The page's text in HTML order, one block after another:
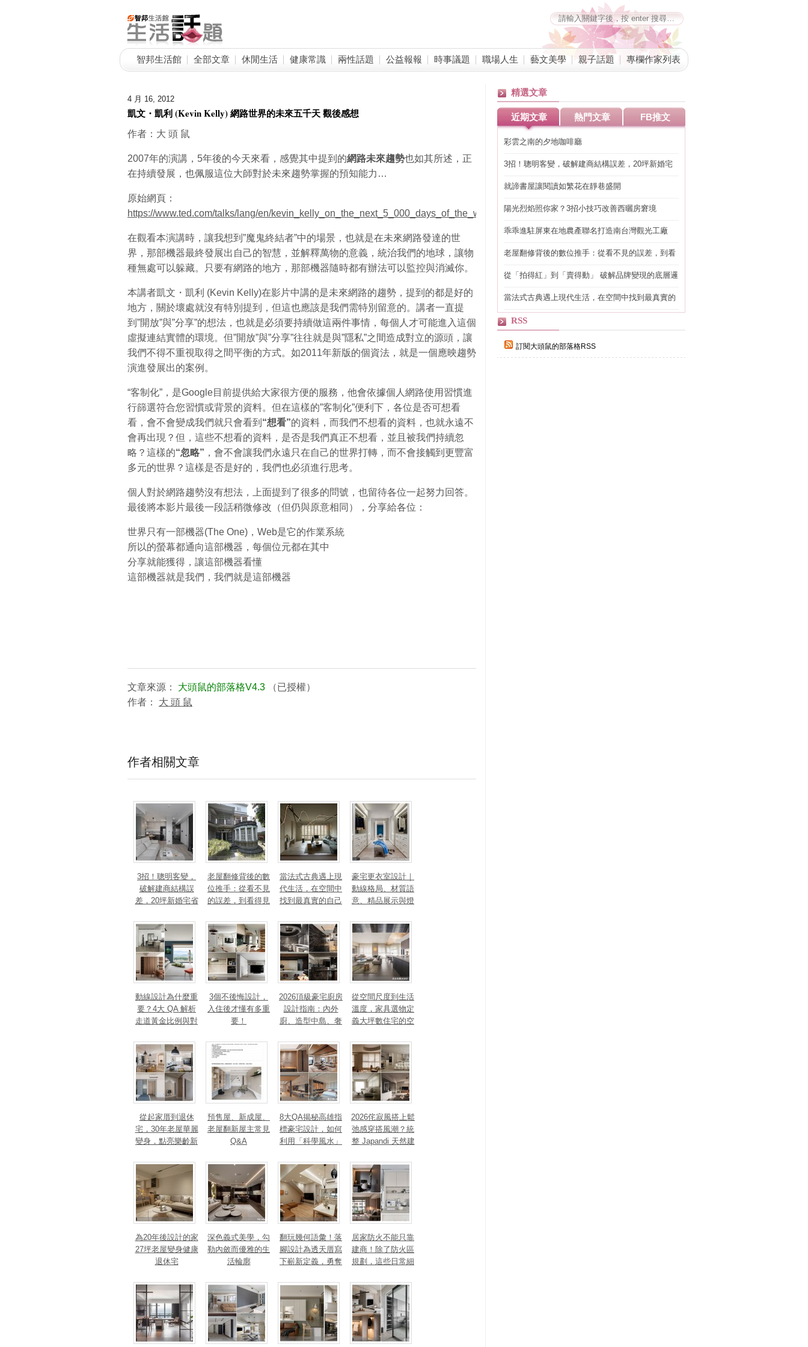
智邦生活館 全部文章 休閒生活 健康常識 兩性話題 公益報報 時事議題 職場人生 藝文美學 親子話題 專欄作家列表
4 月 16, 2012
凱文・凱利 (Kevin Kelly) 網路世界的未來五千天 觀後感想
作者：大 頭 鼠
2007年的演講，5年後的今天來看，感覺其中提到的網路未來趨勢也如其所述，正
在持續發展，也佩服這位大師對於未來趨勢掌握的預知能力…
原始網頁：
https://www.ted.com/talks/lang/en/kevin_kelly_on_the_next_5_000_days_of_the_web.html
在觀看本演講時，讓我想到”魔鬼終結者”中的場景，也就是在未來網路發達的世
界，那部機器最終發展出自己的智慧，並解釋萬物的意義，統治我們的地球，讓物
種無處可以躲藏。只要有網路的地方，那部機器隨時都有辦法可以監控與消滅你。
本講者凱文・凱利 (Kevin Kelly)在影片中講的是未來網路的趨勢，提到的都是好的
地方，關於壞處就沒有特別提到，但這也應該是我們需特別留意的。講者一直提
到”開放”與”分享”的想法，也就是必須要持續做這兩件事情，每個人才可能進入這個
虛擬連結實體的環境。但”開放”與”分享”往往就是與”隱私”之間造成對立的源頭，讓
我們不得不重視取得之間平衡的方式。如2011年新版的個資法，就是一個應映趨勢
演進發展出的案例。
“客制化”，是Google目前提供給大家很方便的服務，他會依據個人網路使用習慣進
行篩選符合您習慣或背景的資料。但在這樣的”客制化”便利下，各位是否可想看
看，會不會變成我們就只會看到 “想看”的資料，而我們不想看的資料，也就永遠不
會再出現？但，這些不想看的資料，是否是我們真正不想看，並且被我們持續忽
略？這樣的“忽略” ，會不會讓我們永遠只在自己的世界打轉，而不會接觸到更豐富
多元的世界？這樣是否是好的，我們也必須進行思考。
個人對於網路趨勢沒有想法，上面提到了很多的問號，也留待各位一起努力回答。
最後將本影片最後一段話稍微修改（但仍與原意相同），分享給各位：
世界只有一部機器(The One)，Web是它的作業系統
所以的螢幕都通向這部機器，每個位元都在其中
分享就能獲得，讓這部機器看懂
這部機器就是我們，我們就是這部機器
文章來源： 大頭鼠的部落格V4.3
（已授權）
作者： 大 頭 鼠
作者相關文章
3招！聰明客變，
破解建商結構誤
差，20坪新婚宅省
錢
老屋翻修背後的數
位推手：從看不見
的誤差，到看得見
當法式古典遇上現
代生活，在空間中
找到最真實的自己
豪宅更衣室設計｜
動線格局、材質語
意、精品展示與燈
打造高訂生活儀式
動線設計為什麼重
要？4大 QA 解析
走道黃金比例與對
3個不後悔設計，
入住後才懂有多重
要！
2026頂級豪宅廚房
設計指南：內外
廚、造型中島、奢
讓廚房從空間配角
變主角！
從空間尺度到生活
溫度，家具選物定
義大坪數住宅的空
從起家厝到退休
宅，30年老屋華麗
變身，點亮樂齡新
法、英指標設計大
獎！
預售屋、新成屋、
老屋翻新屋主常見
Q&A
8大QA揭秘高雄指
標豪宅設計，如何
利用「科學風水」
量磁場？
2026侘寂風搭上鬆
弛感穿搭風潮？統
整 Japandi 天然建
有風靡全球的軟裝
家具推薦
為20年後設計的家
27坪老屋變身健康
退休宅
深色義式美學，勾
勒內斂而優雅的生
活輪廓
翻玩幾何語彙！落
腳設計為透天厝寫
下嶄新定義，勇奪
TAN 國際大獎
居家防火不能只靠
建商！除了防火區
規劃，這些日常細
精選文章
近期文章 熱門文章 FB推文
彩雲之南的夕地咖啡廳
3招！聰明客變，破解建商結構誤差，20坪新婚宅
就諦書屋讓閱讀如繁花在靜巷盛開
陽光烈焰照你家？3招小技巧改善西曬房窘境
乖乖進駐屏東在地農產聯名打造南台灣觀光工廠
老屋翻修背後的數位推手：從看不見的誤差，到看
從「拍得紅」到「賣得動」 破解品牌變現的底層邏
當法式古典遇上現代生活，在空間中找到最真實的
RSS
訂閱大頭鼠的部落格RSS